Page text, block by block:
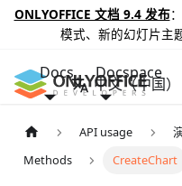
ONLYOFFICE 文档 9.4 发布
模式、新的幻灯片主
Docs Docspace
中文（中国）
API usage
Methods
CreateChart